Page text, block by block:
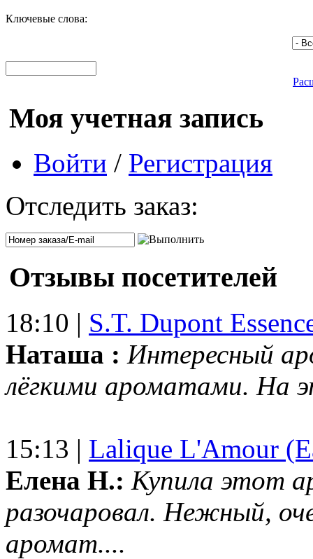
Ключевые слова:
Моя учетная запись
Войти / Регистрация
Отследить заказ:
Отзывы посетителей
18:10 | S.T. Dupont
Наташа : Интересный
лёгкими ароматами. На
15:13 | Lalique L'Amour
Елена Н.: Купила этот
разочаровал. Нежный,
аромат....